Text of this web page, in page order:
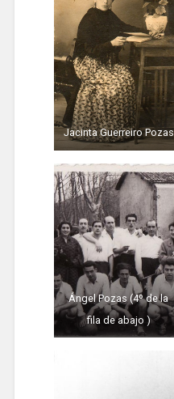
Jacinta Guerreiro Pozas
Ángel Pozas (4º de la
fila de abajo )